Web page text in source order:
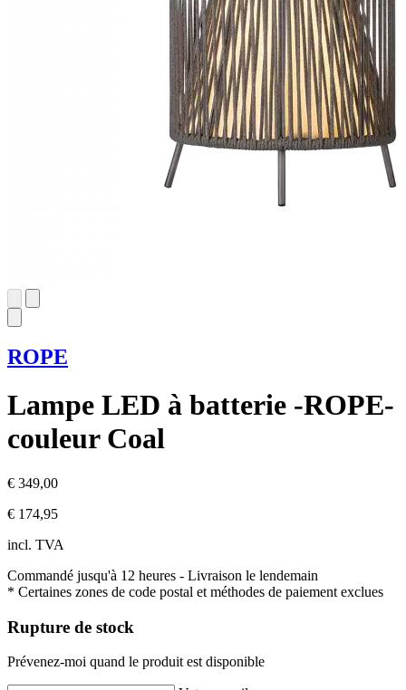
ROPE
Lampe LED à batterie -ROPE-
couleur Coal
€ 349,00
€ 174,95
incl. TVA
Commandé jusqu'à 12 heures - Livraison le lendemain
* Certaines zones de code postal et méthodes de paiement exclues
Rupture de stock
Prévenez-moi quand le produit est disponible